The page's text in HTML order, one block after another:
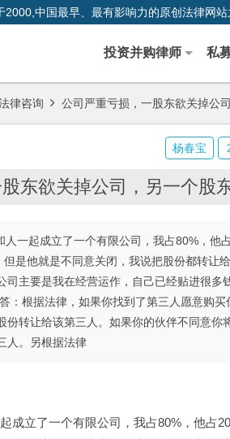
中国最早、最有影响力的原创法律网站
投资并购律师 私
律咨询 公司严重亏损，一股东欲关掉公
东欲关掉公司，另一个股
人一起成立了一个有限公司，我占80%，他
是他就是不同意关闭，我说把股份都转让
司主要是我在经营运作，自己已经贴进很
：根据法律，如果你找到了第三人愿意购
份转让给该第三人。如果你的伙伴不同意你
人。另根据法律
成立了一个有限公司，我占80%，他占
杨春宝